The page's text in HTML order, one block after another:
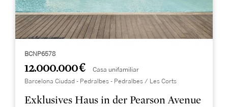
BCNP6578
12.000.000 € Casa unifamiliar
Barcelona Ciudad - Pedralbes - Pedralbes / Les Corts
Exklusives Haus in der Pearson Avenue